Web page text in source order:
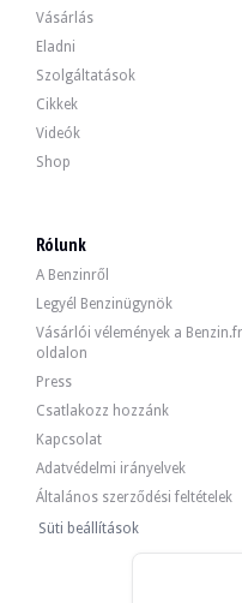
Vásárlás
Eladni
Szolgáltatások
Cikkek
Videók
Shop
Rólunk
A Benzinről
Legyél Benzinügynök
Vásárlói vélemények a Benzin.fr
oldalon
Press
Csatlakozz hozzánk
Kapcsolat
Adatvédelmi irányelvek
Általános szerződési feltételek
Süti beállítások